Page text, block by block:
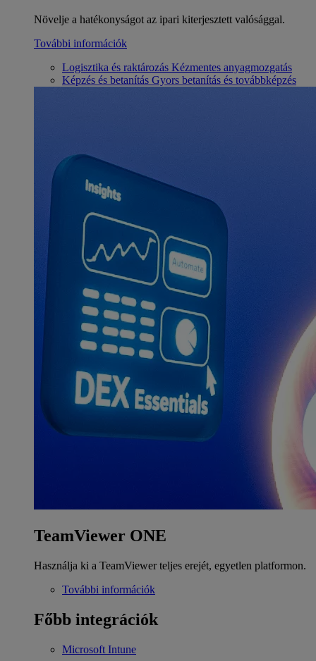
Növelje a hatékonyságot az ipari kiterjesztett valósággal.
További információk
Logisztika és raktározás Kézmentes anyagmozgatás
Képzés és betanítás Gyors betanítás és továbbképzés
TeamViewer ONE
Használja ki a TeamViewer teljes erejét, egyetlen platformon.
További információk
Főbb integrációk
Microsoft Intune